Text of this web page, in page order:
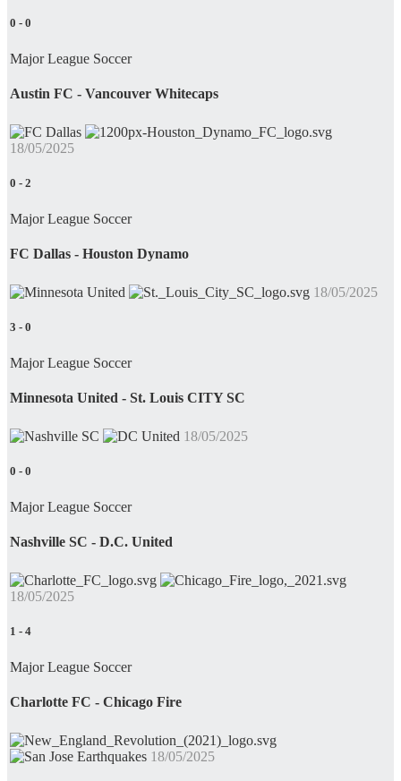
0 - 0
Major League Soccer
Austin FC - Vancouver Whitecaps
18/05/2025
0 - 2
Major League Soccer
FC Dallas - Houston Dynamo
18/05/2025
3 - 0
Major League Soccer
Minnesota United - St. Louis CITY SC
18/05/2025
0 - 0
Major League Soccer
Nashville SC - D.C. United
18/05/2025
1 - 4
Major League Soccer
Charlotte FC - Chicago Fire
18/05/2025